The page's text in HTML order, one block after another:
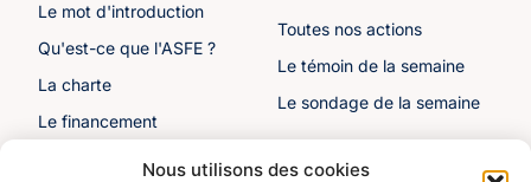
Nous utilisons des cookies
Le mot d'introduction
Qu'est-ce que l'ASFE ?
La charte
Le financement
Toutes nos actions
Le témoin de la semaine
Le sondage de la semaine